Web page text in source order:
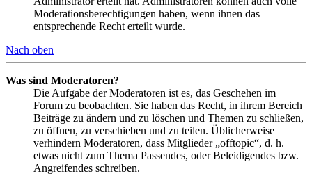
Moderationsberechtigungen haben, wenn ihnen das
entsprechende Recht erteilt wurde.
Nach oben
Was sind Moderatoren?
Die Aufgabe der Moderatoren ist es, das Geschehen im
Forum zu beobachten. Sie haben das Recht, in ihrem Bereich
Beiträge zu ändern und zu löschen und Themen zu schließen,
zu öffnen, zu verschieben und zu teilen. Üblicherweise
verhindern Moderatoren, dass Mitglieder „offtopic“, d. h.
etwas nicht zum Thema Passendes, oder Beleidigendes bzw.
Angreifendes schreiben.